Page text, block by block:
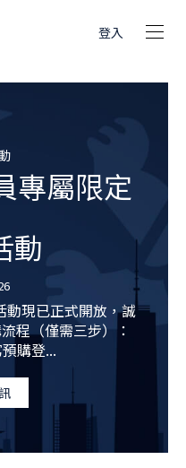
登入
專屬限定
動
動現已正式開放，誠
程（僅需三步）：
購登...